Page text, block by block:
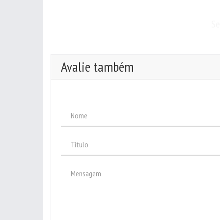
Avalie também